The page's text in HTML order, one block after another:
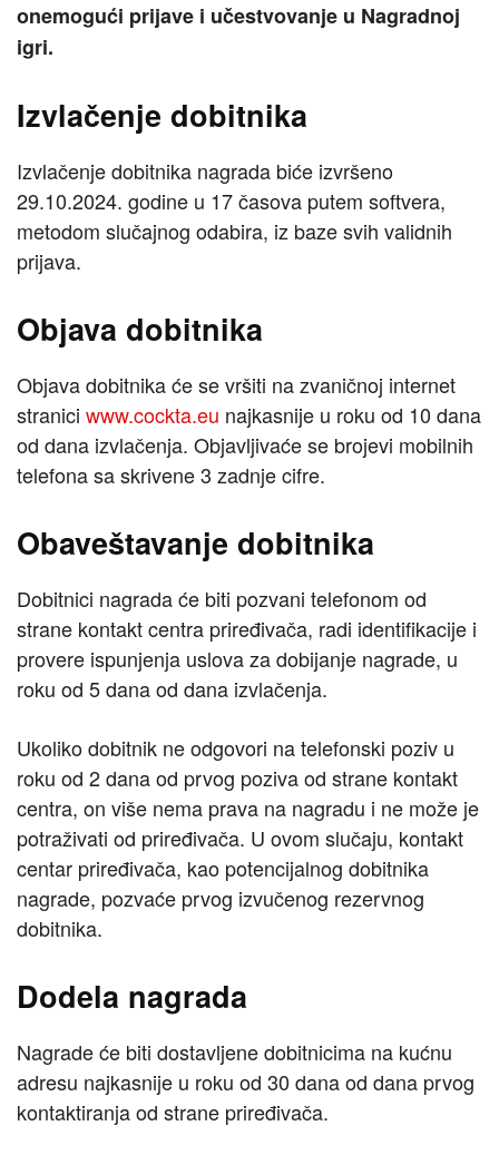
onemogući prijave i učestvovanje u Nagradnoj
igri.
Izvlačenje dobitnika
Izvlačenje dobitnika nagrada biće izvršeno
29.10.2024. godine u 17 časova putem softvera,
metodom slučajnog odabira, iz baze svih validnih
prijava.
Objava dobitnika
Objava dobitnika će se vršiti na zvaničnoj internet
stranici www.cockta.eu najkasnije u roku od 10 dana
od dana izvlačenja. Objavljivaće se brojevi mobilnih
telefona sa skrivene 3 zadnje cifre.
Obaveštavanje dobitnika
Dobitnici nagrada će biti pozvani telefonom od
strane kontakt centra priređivača, radi identifikacije i
provere ispunjenja uslova za dobijanje nagrade, u
roku od 5 dana od dana izvlačenja.
Ukoliko dobitnik ne odgovori na telefonski poziv u
roku od 2 dana od prvog poziva od strane kontakt
centra, on više nema prava na nagradu i ne može je
potraživati od priređivača. U ovom slučaju, kontakt
centar priređivača, kao potencijalnog dobitnika
nagrade, pozvaće prvog izvučenog rezervnog
dobitnika.
Dodela nagrada
Nagrade će biti dostavljene dobitnicima na kućnu
adresu najkasnije u roku od 30 dana od dana prvog
kontaktiranja od strane priređivača.